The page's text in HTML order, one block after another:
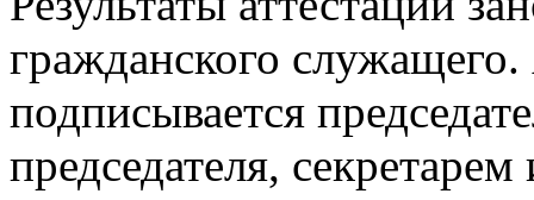
гражданского
подписывается
председателя,